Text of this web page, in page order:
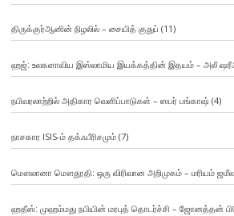
திருக்குர்ஆனின் நிழலில் – சையித் குதுப் (11)
ஹஜ்: உலகளாவிய இஸ்லாமிய இயக்கத்தின் இதயம் – அலீ
நபிவரலாற்றில் அதிகார வெளிப்பாடுகள் – ஸபர் பங்காஷ் (4)
நாசகார ISIS-ம் தக்ஃபீரிசமும்(7)
மௌலானா மௌதூதி: ஒரு விரிவான அறிமுகம் – மரியம்
ஹதீஸ்: முஹம்மது நபியின் மரபுத் தொடர்ச்சி – ஜோனத்தன்